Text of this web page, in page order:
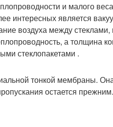
и малого
интересных является
воздуха между стеклами,
а толщина
стеклопакетами .
тонкой мембраны.
остается прежним.